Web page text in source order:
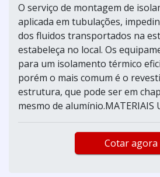
O serviço de montagem de
aplicada em tubulações,
dos fluidos transportados na
estabeleça no local. Os
para um isolamento térmico
porém o mais comum é o
estrutura, que pode ser em
mesmo de alumínio.MATERIAIS
Cotar agora